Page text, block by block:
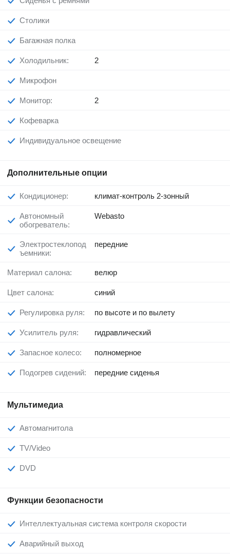
Столики
Багажная полка
Холодильник: 2
Микрофон
Монитор: 2
Кофеварка
Индивидуальное освещение
Дополнительные опции
Кондиционер: климат-контроль 2-зонный
Автономный
обогреватель:
Webasto
Электростеклопод
ъемники:
передние
Материал салона: велюр
Цвет салона: синий
Регулировка руля: по высоте и по вылету
Усилитель руля: гидравлический
Запасное колесо: полномерное
Подогрев сидений: передние сиденья
Мультимедиа
Автомагнитола
TV/Video
DVD
Функции безопасности
Интеллектуальная система контроля скорости
Аварийный выход